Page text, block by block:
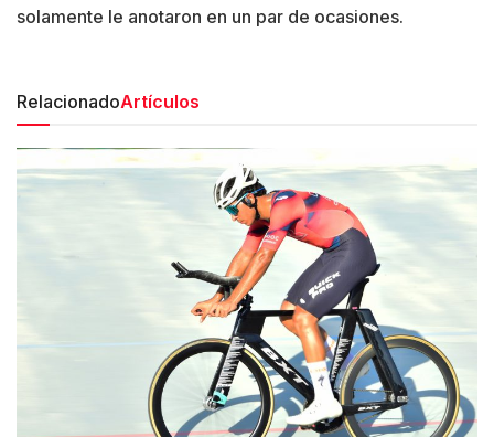
solamente le anotaron en un par de ocasiones.
RelacionadoArtículos